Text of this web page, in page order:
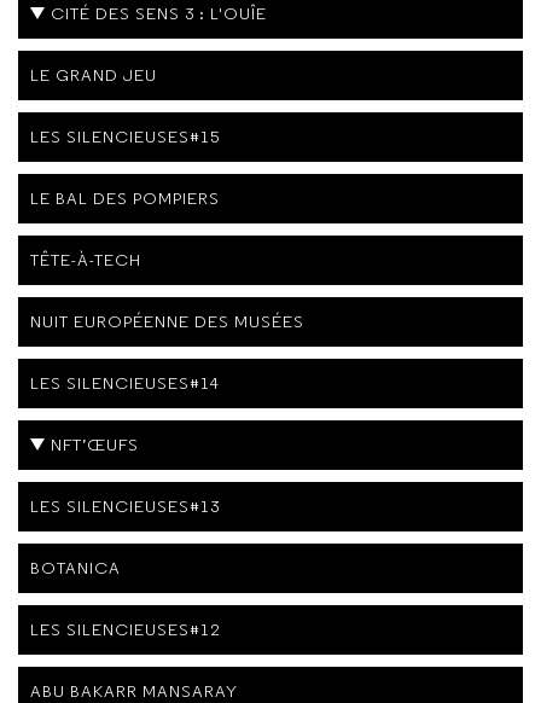
CITÉ DES SENS 3 : L'OUÎE
LE GRAND JEU
LES SILENCIEUSES#15
LE BAL DES POMPIERS
TÊTE-À-TECH
NUIT EUROPÉENNE DES MUSÉES
LES SILENCIEUSES#14
NFT’ŒUFS
LES SILENCIEUSES#13
BOTANICA
LES SILENCIEUSES#12
ABU BAKARR MANSARAY